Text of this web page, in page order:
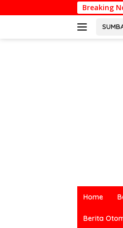
ke
Breaking
terkini
berbagai
Home
Berita